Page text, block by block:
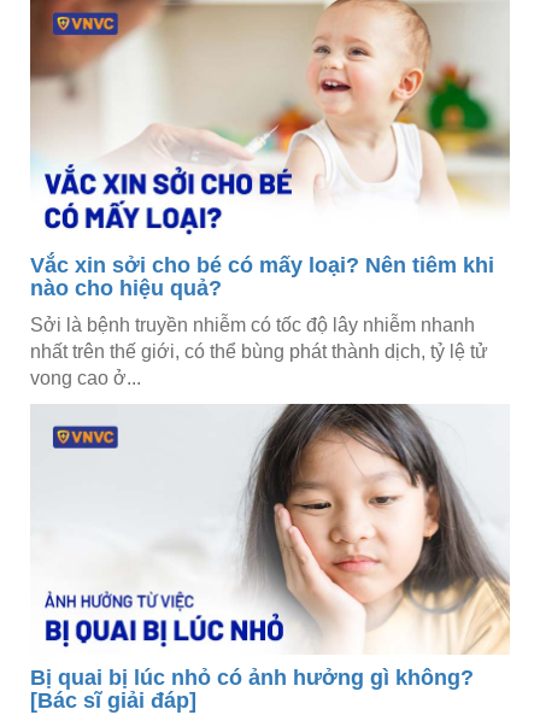
Vắc xin sởi cho bé có mấy loại? Nên tiêm khi
nào cho hiệu quả?
Sởi là bệnh truyền nhiễm có tốc độ lây nhiễm nhanh
nhất trên thế giới, có thể bùng phát thành dịch, tỷ lệ tử
vong cao ở...
Bị quai bị lúc nhỏ có ảnh hưởng gì không?
[Bác sĩ giải đáp]